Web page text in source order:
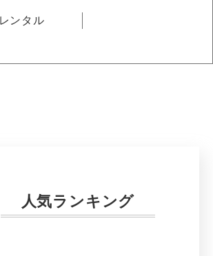
ンタル
人気ランキング